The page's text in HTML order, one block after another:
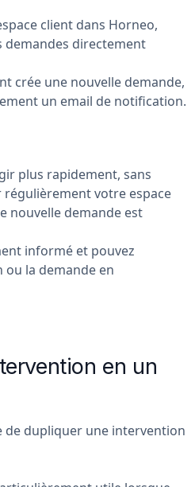
client dans Horneo,
demandes directement
crée une nouvelle demande,
un email de notification.
plus rapidement, sans
votre espace
nouvelle demande est
informé et pouvez
ou la demande en
en un
de dupliquer une intervention